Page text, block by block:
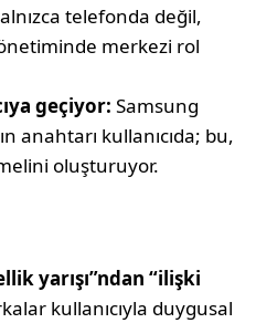
telefonda değil,
merkezi rol
geçiyor: Samsung
anahtarı kullanıcıda; bu,
oluşturuyor.
yarışı”ndan “ilişki
kullanıcıyla duygusal